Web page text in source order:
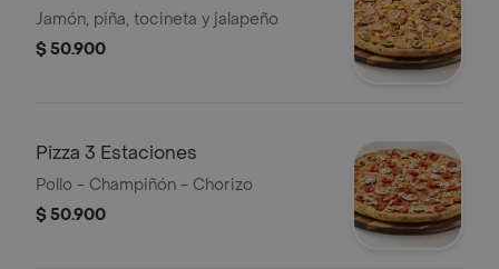
Jamón, piña, tocineta y jalapeño
$ 50.900
Pizza 3 Estaciones
Pollo - Champiñón - Chorizo
$ 50.900